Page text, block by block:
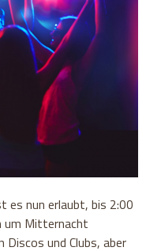
es nun erlaubt, bis 2:00
um Mitternacht
Discos und Clubs, aber